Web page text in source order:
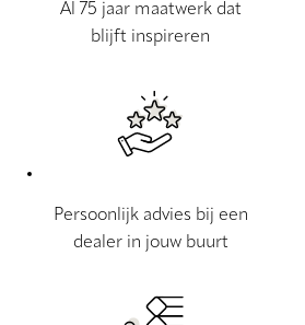
Al 75 jaar maatwerk dat
blijft inspireren
Persoonlijk advies bij een
dealer in jouw buurt